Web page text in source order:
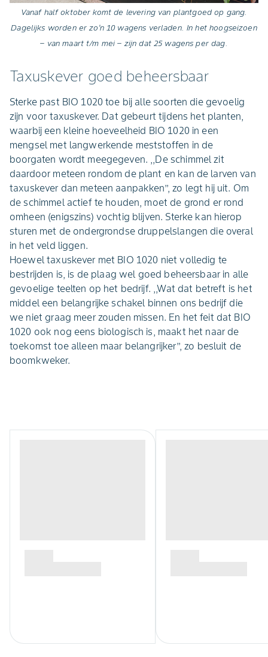
Vanaf half oktober komt de levering van plantgoed op gang.
Dagelijks worden er zo’n 10 wagens verladen. In het hoogseizoen
– van maart t/m mei – zijn dat 25 wagens per dag.
Taxuskever goed beheersbaar
Sterke past BIO 1020 toe bij alle soorten die gevoelig
zijn voor taxuskever. Dat gebeurt tijdens het planten,
waarbij een kleine hoeveelheid BIO 1020 in een
mengsel met langwerkende meststoffen in de
boorgaten wordt meegegeven. ,,De schimmel zit
daardoor meteen rondom de plant en kan de larven van
taxuskever dan meteen aanpakken’’, zo legt hij uit. Om
de schimmel actief te houden, moet de grond er rond
omheen (enigszins) vochtig blijven. Sterke kan hierop
sturen met de ondergrondse druppelslangen die overal
in het veld liggen.
Hoewel taxuskever met BIO 1020 niet volledig te
bestrijden is, is de plaag wel goed beheersbaar in alle
gevoelige teelten op het bedrijf. ,,Wat dat betreft is het
middel een belangrijke schakel binnen ons bedrijf die
we niet graag meer zouden missen. En het feit dat BIO
1020 ook nog eens biologisch is, maakt het naar de
toekomst toe alleen maar belangrijker’’, zo besluit de
boomkweker.